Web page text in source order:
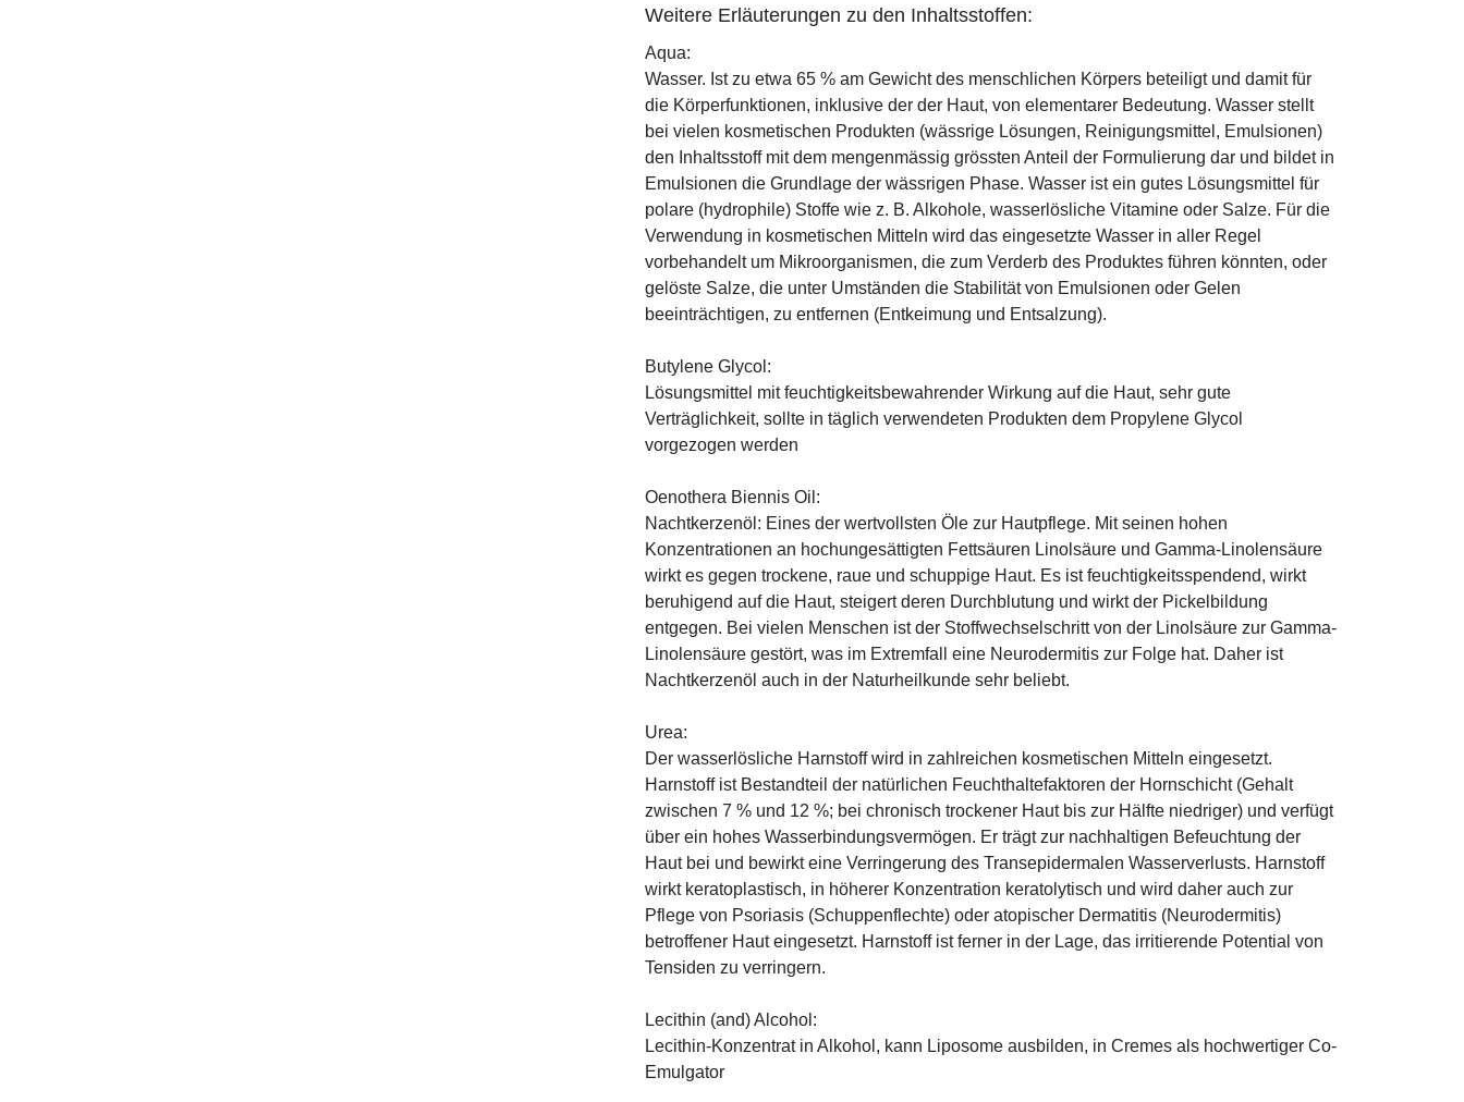
Weitere Erläuterungen zu den Inhaltsstoffen:
Aqua:
Wasser. Ist zu etwa 65 % am Gewicht des menschlichen Körpers beteiligt und damit für
die Körperfunktionen, inklusive der der Haut, von elementarer Bedeutung. Wasser stellt
bei vielen kosmetischen Produkten (wässrige Lösungen, Reinigungsmittel, Emulsionen)
den Inhaltsstoff mit dem mengenmässig grössten Anteil der Formulierung dar und bildet in
Emulsionen die Grundlage der wässrigen Phase. Wasser ist ein gutes Lösungsmittel für
polare (hydrophile) Stoffe wie z. B. Alkohole, wasserlösliche Vitamine oder Salze. Für die
Verwendung in kosmetischen Mitteln wird das eingesetzte Wasser in aller Regel
vorbehandelt um Mikroorganismen, die zum Verderb des Produktes führen könnten, oder
gelöste Salze, die unter Umständen die Stabilität von Emulsionen oder Gelen
beeinträchtigen, zu entfernen (Entkeimung und Entsalzung).
Butylene Glycol:
Lösungsmittel mit feuchtigkeitsbewahrender Wirkung auf die Haut, sehr gute
Verträglichkeit, sollte in täglich verwendeten Produkten dem Propylene Glycol
vorgezogen werden
Oenothera Biennis Oil:
Nachtkerzenöl: Eines der wertvollsten Öle zur Hautpflege. Mit seinen hohen
Konzentrationen an hochungesättigten Fettsäuren Linolsäure und Gamma-Linolensäure
wirkt es gegen trockene, raue und schuppige Haut. Es ist feuchtigkeitsspendend, wirkt
beruhigend auf die Haut, steigert deren Durchblutung und wirkt der Pickelbildung
entgegen. Bei vielen Menschen ist der Stoffwechselschritt von der Linolsäure zur Gamma-
Linolensäure gestört, was im Extremfall eine Neurodermitis zur Folge hat. Daher ist
Nachtkerzenöl auch in der Naturheilkunde sehr beliebt.
Urea:
Der wasserlösliche Harnstoff wird in zahlreichen kosmetischen Mitteln eingesetzt.
Harnstoff ist Bestandteil der natürlichen Feuchthaltefaktoren der Hornschicht (Gehalt
zwischen 7 % und 12 %; bei chronisch trockener Haut bis zur Hälfte niedriger) und verfügt
über ein hohes Wasserbindungsvermögen. Er trägt zur nachhaltigen Befeuchtung der
Haut bei und bewirkt eine Verringerung des Transepidermalen Wasserverlusts. Harnstoff
wirkt keratoplastisch, in höherer Konzentration keratolytisch und wird daher auch zur
Pflege von Psoriasis (Schuppenflechte) oder atopischer Dermatitis (Neurodermitis)
betroffener Haut eingesetzt. Harnstoff ist ferner in der Lage, das irritierende Potential von
Tensiden zu verringern.
Lecithin (and) Alcohol:
Lecithin-Konzentrat in Alkohol, kann Liposome ausbilden, in Cremes als hochwertiger Co-
Emulgator